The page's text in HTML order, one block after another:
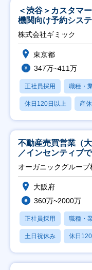
＜渋谷＞カスタマ
機関向け予約シス
株式会社ギミック
東京都
347万~411万
正社員採用 職種・
休日120日以上 産
不動産売買営業（
／インセンティブ
オーガニックグループ
大阪府
360万~2000万
正社員採用 職種・
土日祝休み 休日